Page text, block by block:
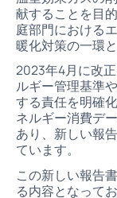
献することを目
庭部門における
暖化対策の一環
2023年4月に改
ルギー管理基準
する責任を明確
ネルギー消費デ
あり、新しい報
ています。
この新しい報告
る内容となって